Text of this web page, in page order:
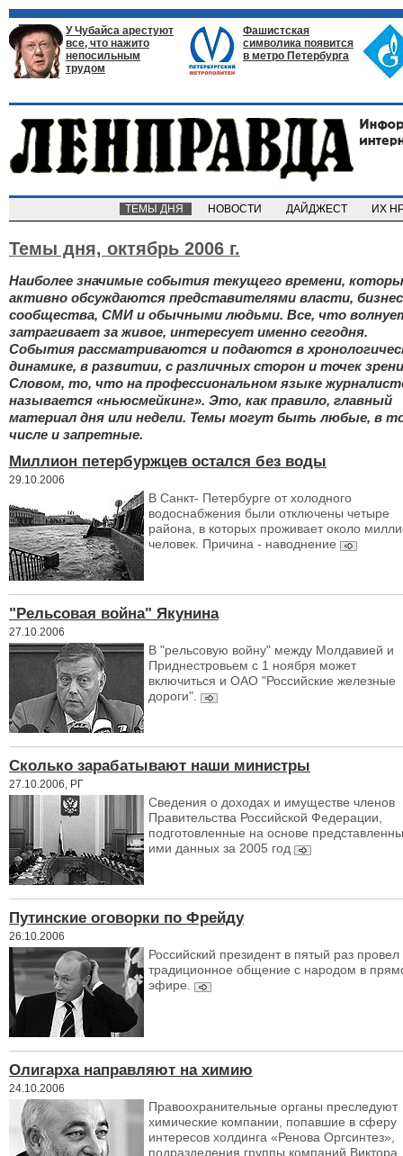
У Чубайса арестуют
все, что нажито
непосильным
трудом
Фашистская
символика появится
в метро Петербурга
ТЕМЫ ДНЯ НОВОСТИ ДАЙДЖЕСТ ИХ
Темы дня, октябрь 2006 г.
Наиболее значимые события текущего времени,
активно обсуждаются представителями власти,
сообщества, СМИ и обычными людьми. Все, что
затрагивает за живое, интересует именно сегодня.
События рассматриваются и подаются в
динамике, в развитии, с различных сторон и точек
Словом, то, что на профессиональном языке
называется «ньюсмейкинг». Это, как правило, главный
материал дня или недели. Темы могут быть любые, в
числе и запретные.
Миллион петербуржцев остался без воды
29.10.2006
В Санкт- Петербурге от холодного
водоснабжения были отключены четыре
района, в которых проживает около
человек. Причина - наводнение
"Рельсовая война" Якунина
27.10.2006
В "рельсовую войну" между Молдавией и
Приднестровьем с 1 ноября может
включиться и ОАО "Российские железные
дороги".
Сколько зарабатывают наши министры
27.10.2006, РГ
Сведения о доходах и имуществе членов
Правительства Российской Федерации,
подготовленные на основе
ими данных за 2005 год
Путинские оговорки по Фрейду
26.10.2006
Российский президент в пятый раз провел
традиционное общение с народом в
эфире.
Олигарха направляют на химию
24.10.2006
Правоохранительные органы преследуют
химические компании, попавшие в сферу
интересов холдинга «Ренова Оргсинтез»,
подразделения группы компаний Виктора